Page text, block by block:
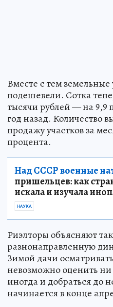
Вместе с тем земельные
подешевели. Сотка
тысячи рублей — на
год назад. Количество
продажу участков за
процента.
Над СССР военные
пришельцев: как
искала и изучала
НАУКА
Риэлторы объясняют
разнонаправленную
Зимой дачи
невозможно оценить
иногда и добраться до
начинается в конце